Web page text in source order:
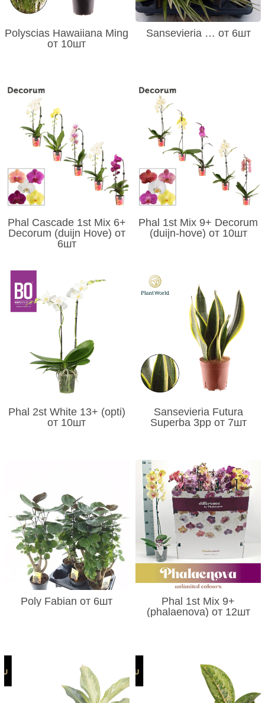
Polyscias Hawaiiana Ming
от 10шт
Sansevieria … от 6шт
Phal Cascade 1st Mix 6+
Decorum (duijn Hove) от
6шт
Phal 1st Mix 9+ Decorum
(duijn-hove) от 10шт
Phal 2st White 13+ (opti)
от 10шт
Sansevieria Futura
Superba 3pp от 7шт
Poly Fabian от 6шт
Phal 1st Mix 9+
(phalaenova) от 12шт